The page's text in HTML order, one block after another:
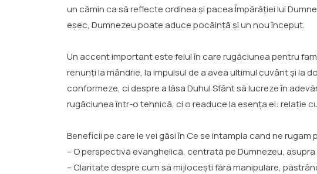
un cămin ca să reflecte ordinea și pacea Împărăției lui
eșec, Dumnezeu poate aduce pocăință și un nou început.
Un accent important este felul în care rugăciunea pentru
renunți la mândrie, la impulsul de a avea ultimul cuvânt și la
conformeze, ci despre a lăsa Duhul Sfânt să lucreze în
rugăciunea într-o tehnică, ci o readuce la esența ei: relație
Beneficii pe care le vei găsi în Ce se intampla cand ne rugam
– O perspectivă evanghelică, centrată pe Dumnezeu,
– Claritate despre cum să mijlocești fără manipulare,